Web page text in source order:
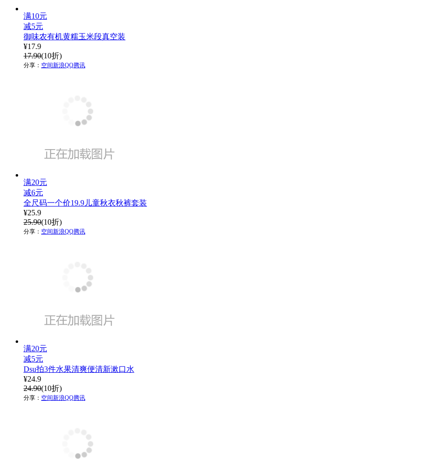
满10元
减5元
御味农有机黄糯玉米段真空装
¥17.9
17.90(10折)
分享： 空间新浪QQ腾讯
满20元
减6元
全尺码一个价19.9儿童秋衣秋裤套装
¥25.9
25.90(10折)
分享： 空间新浪QQ腾讯
满20元
减5元
Dsu拍3件水果清爽便清新漱口水
¥24.9
24.90(10折)
分享： 空间新浪QQ腾讯